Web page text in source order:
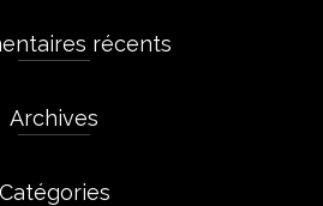
récents
Archives
Catégories